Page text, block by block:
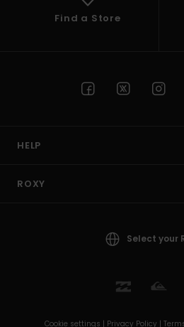
Find a Store
HELP
ROXY
Select your
Cookie settings | Privacy Policy |